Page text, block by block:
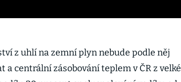
z uhlí na zemní plyn nebude podle něj
centrální zásobování teplem v ČR z velké